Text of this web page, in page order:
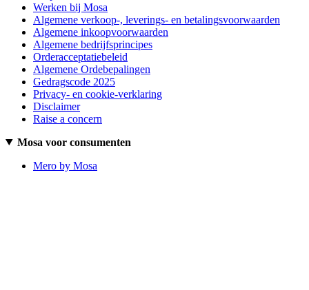
Werken bij Mosa
Algemene verkoop-, leverings- en betalingsvoorwaarden
Algemene inkoopvoorwaarden
Algemene bedrijfsprincipes
Orderacceptatiebeleid
Algemene Ordebepalingen
Gedragscode 2025
Privacy- en cookie-verklaring
Disclaimer
Raise a concern
Mosa voor consumenten
Mero by Mosa